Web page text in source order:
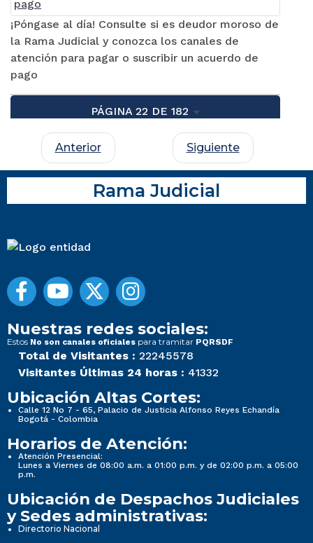
¡Póngase al día! Consulte si es deudor moroso de
la Rama Judicial y conozca los canales de
atención para pagar o suscribir un acuerdo de
pago
PÁGINA 22 DE 182
Anterior Siguiente
Rama Judicial
Nuestras redes sociales:
Estos No son canales oficiales para tramitar PQRSDF
Total de Visitantes : 22245578
Visitantes Últimas 24 horas : 41332
Ubicación Altas Cortes:
Calle 12 No 7 - 65, Palacio de Justicia Alfonso Reyes Echandía
Bogotá - Colombia
Horarios de Atención:
Atención Presencial:
Lunes a Viernes de 08:00 a.m. a 01:00 p.m. y de 02:00 p.m. a 05:00
p.m.
Ubicación de Despachos Judiciales
y Sedes administrativas:
Directorio Nacional